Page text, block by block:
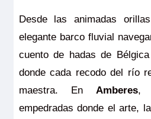
Desde las animadas
elegante barco fluvial
cuento de hadas de
donde cada recodo del río
maestra. En Amberes,
empedradas donde el arte,